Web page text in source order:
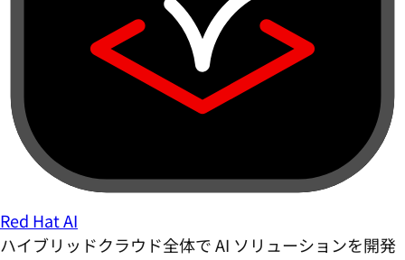
Red Hat AI
ハイブリッドクラウド全体で AI ソリューションを開発